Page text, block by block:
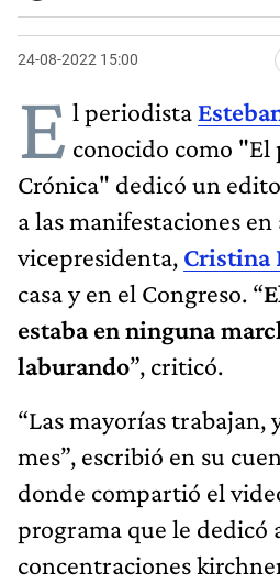
24-08-2022 15:00
E l periodista
conocido como "El
Crónica" dedicó un
a las manifestaciones en
vicepresidenta, Cristina
casa y en el Congreso. “
estaba en ninguna
laburando”, criticó.
“Las mayorías trabajan,
mes”, escribió en su
donde compartió el
programa que le dedicó
concentraciones